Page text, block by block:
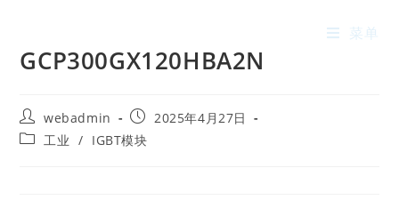
菜单
GCP300GX120HBA2N
webadmin
2025年4月27日
工业 / IGBT模块